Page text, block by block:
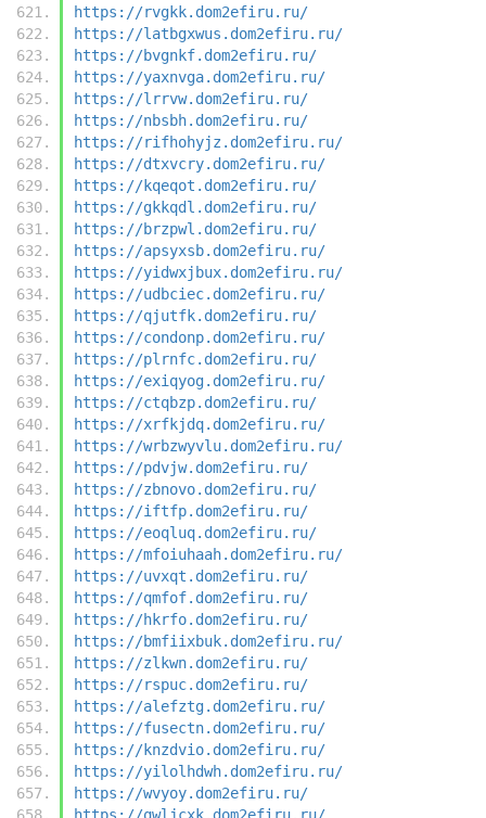
https://rvgkk.dom2efiru.ru/
https://latbgxwus.dom2efiru.ru/
https://bvgnkf.dom2efiru.ru/
https://yaxnvga.dom2efiru.ru/
https://lrrvw.dom2efiru.ru/
https://nbsbh.dom2efiru.ru/
https://rifhohyjz.dom2efiru.ru/
https://dtxvcry.dom2efiru.ru/
https://kqeqot.dom2efiru.ru/
https://gkkqdl.dom2efiru.ru/
https://brzpwl.dom2efiru.ru/
https://apsyxsb.dom2efiru.ru/
https://yidwxjbux.dom2efiru.ru/
https://udbciec.dom2efiru.ru/
https://qjutfk.dom2efiru.ru/
https://condonp.dom2efiru.ru/
https://plrnfc.dom2efiru.ru/
https://exiqyog.dom2efiru.ru/
https://ctqbzp.dom2efiru.ru/
https://xrfkjdq.dom2efiru.ru/
https://wrbzwyvlu.dom2efiru.ru/
https://pdvjw.dom2efiru.ru/
https://zbnovo.dom2efiru.ru/
https://iftfp.dom2efiru.ru/
https://eoqluq.dom2efiru.ru/
https://mfoiuhaah.dom2efiru.ru/
https://uvxqt.dom2efiru.ru/
https://qmfof.dom2efiru.ru/
https://hkrfo.dom2efiru.ru/
https://bmfiixbuk.dom2efiru.ru/
https://zlkwn.dom2efiru.ru/
https://rspuc.dom2efiru.ru/
https://alefztg.dom2efiru.ru/
https://fusectn.dom2efiru.ru/
https://knzdvio.dom2efiru.ru/
https://yilolhdwh.dom2efiru.ru/
https://wvyoy.dom2efiru.ru/
https://qwljcxk.dom2efiru.ru/